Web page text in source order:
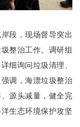
段，现场督导突出
整治工作。调研组
细询问垃圾清理、
调，海漂垃圾整治
源头减量，健全完
生态环境保护攻坚